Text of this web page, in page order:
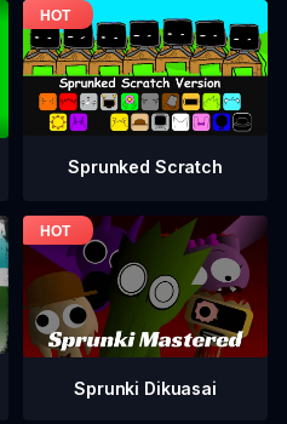
Sprunked Scratch
Sprunki Dikuasai